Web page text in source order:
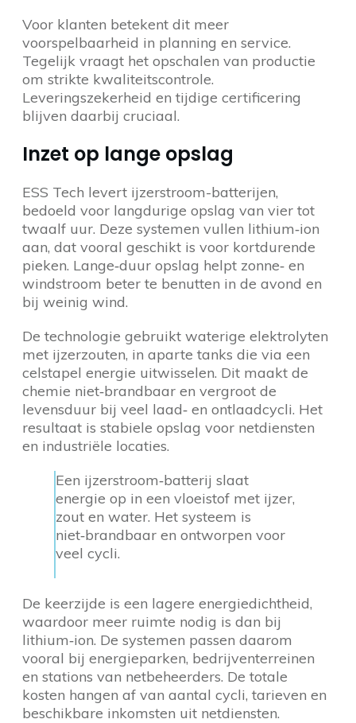
Voor klanten betekent dit meer
voorspelbaarheid in planning en service.
Tegelijk vraagt het opschalen van productie
om strikte kwaliteitscontrole.
Leveringszekerheid en tijdige certificering
blijven daarbij cruciaal.
Inzet op lange opslag
ESS Tech levert ijzerstroom-batterijen,
bedoeld voor langdurige opslag van vier tot
twaalf uur. Deze systemen vullen lithium‑ion
aan, dat vooral geschikt is voor kortdurende
pieken. Lange‑duur opslag helpt zonne‑ en
windstroom beter te benutten in de avond en
bij weinig wind.
De technologie gebruikt waterige elektrolyten
met ijzerzouten, in aparte tanks die via een
celstapel energie uitwisselen. Dit maakt de
chemie niet‑brandbaar en vergroot de
levensduur bij veel laad‑ en ontlaadcycli. Het
resultaat is stabiele opslag voor netdiensten
en industriële locaties.
Een ijzerstroom‑batterij slaat
energie op in een vloeistof met ijzer,
zout en water. Het systeem is
niet‑brandbaar en ontworpen voor
veel cycli.
De keerzijde is een lagere energiedichtheid,
waardoor meer ruimte nodig is dan bij
lithium‑ion. De systemen passen daarom
vooral bij energieparken, bedrijventerreinen
en stations van netbeheerders. De totale
kosten hangen af van aantal cycli, tarieven en
beschikbare inkomsten uit netdiensten.